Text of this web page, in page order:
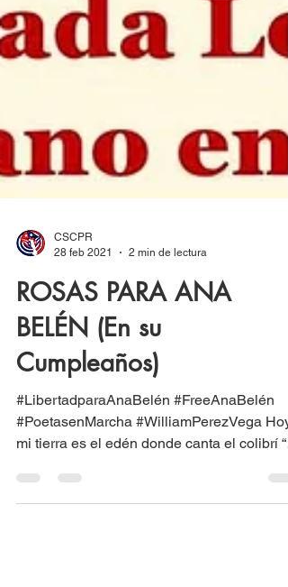
ROSAS PARA ANA
BELÉN (En su
Cumpleaños)
#LibertadparaAnaBelén #FreeAnaBelén
#PoetasenMarcha #WilliamPerezVega Hoy